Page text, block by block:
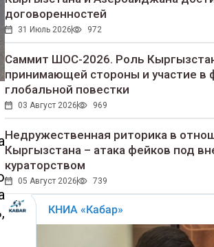
договоренностей
31 Июль 2026 972
Саммит ШОС-2026. Роль
принимающей стороны и участие в
глобальной повестки
03 Август 2026 969
Недружественная риторика в
Кыргызстана – атака фейков под
кураторством
05 Август 2026 739